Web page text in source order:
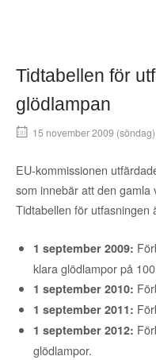
Tidtabellen för
glödlampan
15 november 2009 (söndag)
EU-kommissionen
som innebär att den gamla
Tidtabellen för utfasningen
1 september 2009:
klara glödlampor på
1 september 2010:
1 september 2011:
1 september 2012:
glödlampor.